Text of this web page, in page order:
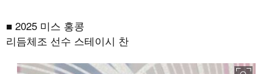
■ 2025 미스 홍콩
리듬체조 선수 스테이시 찬